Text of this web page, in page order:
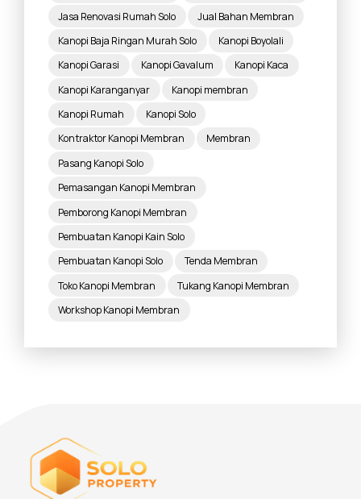
Jasa Renovasi Rumah Solo
Jual Bahan Membran
Kanopi Baja Ringan Murah Solo
Kanopi Boyolali
Kanopi Garasi
Kanopi Gavalum
Kanopi Kaca
Kanopi Karanganyar
Kanopi membran
Kanopi Rumah
Kanopi Solo
Kontraktor Kanopi Membran
Membran
Pasang Kanopi Solo
Pemasangan Kanopi Membran
Pemborong Kanopi Membran
Pembuatan Kanopi Kain Solo
Pembuatan Kanopi Solo
Tenda Membran
Toko Kanopi Membran
Tukang Kanopi Membran
Workshop Kanopi Membran